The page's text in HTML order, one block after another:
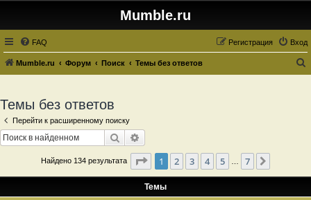
Mumble.ru
FAQ Вход
Регистрация
Mumble.ru Форум Поиск Темы без ответов
Темы без ответов
Перейти к расширенному поиску
Поиск
Найдено 134 результата Страница из
1 2 3 4 5 7
Темы